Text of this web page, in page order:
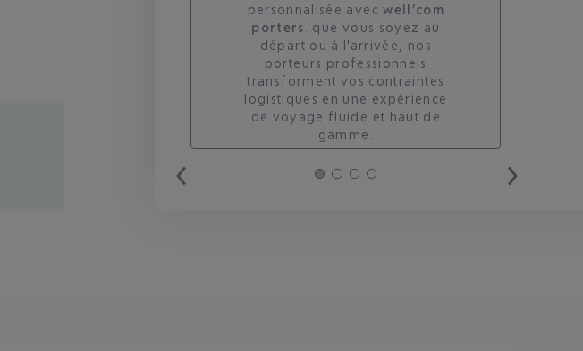
personnalisée avec well’com
porters
. que vous soyez au
départ ou à l'arrivée, nos
porteurs professionnels
transforment vos contraintes
logistiques en une expérience
de voyage fluide et haut de
gamme.